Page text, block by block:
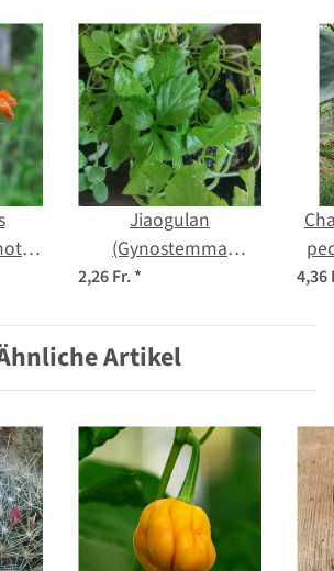
Jiaogulan
(Gynostemma
pentaphyllum) Samen
2,26 Fr.* 4,36
Artikel